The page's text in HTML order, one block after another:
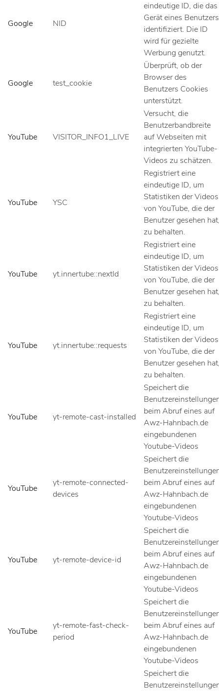
Google NID
eindeutige ID, die das
Gerät eines Benutzers
identifiziert. Die ID
wird für gezielte
Werbung genutzt.
Google test_cookie
Überprüft, ob der
Browser des
Benutzers Cookies
unterstützt.
YouTube VISITOR_INFO1_LIVE
Versucht, die
Benutzerbandbreite
auf Webseiten mit
integrierten YouTube-
Videos zu schätzen.
YouTube YSC
Registriert eine
eindeutige ID, um
Statistiken der Videos
von YouTube, die der
Benutzer gesehen
zu behalten.
YouTube yt.innertube::nextId
Registriert eine
eindeutige ID, um
Statistiken der Videos
von YouTube, die der
Benutzer gesehen
zu behalten.
YouTube yt.innertube::requests
Registriert eine
eindeutige ID, um
Statistiken der Videos
von YouTube, die der
Benutzer gesehen
zu behalten.
YouTube yt-remote-cast-installed
Speichert die
beim Abruf eines auf
Awz-Hahnbach.de
eingebundenen
Youtube-Videos
YouTube
yt-remote-connected-
devices
Speichert die
beim Abruf eines auf
Awz-Hahnbach.de
eingebundenen
Youtube-Videos
YouTube yt-remote-device-id
Speichert die
beim Abruf eines auf
Awz-Hahnbach.de
eingebundenen
Youtube-Videos
YouTube
yt-remote-fast-check-
period
Speichert die
beim Abruf eines auf
Awz-Hahnbach.de
eingebundenen
Youtube-Videos
Speichert die